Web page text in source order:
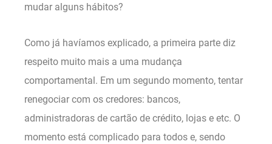
mudar alguns hábitos?
Como já havíamos explicado, a primeira parte diz
respeito muito mais a uma mudança
comportamental. Em um segundo momento, tentar
renegociar com os credores: bancos,
administradoras de cartão de crédito, lojas e etc. O
momento está complicado para todos e, sendo